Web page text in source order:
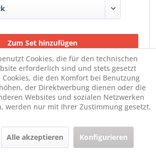
Silk Mohair 2600 Greige Tweed
Cookies, die für den technischen
erforderlich sind und stets gesetzt
die den Komfort bei Benutzung
der Direktwerbung dienen oder die
Websites und sozialen Netzwerken
werden nur mit Ihrer Zustimmung gesetzt.
Alle akzeptieren Konfigurieren